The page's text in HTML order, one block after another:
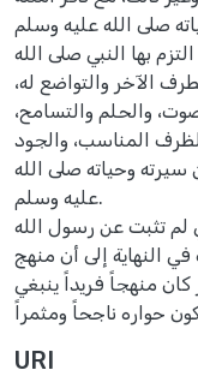
صلى الله عليه وسلم.
بها النبي صلى الله
الآخر والتواضع له،
والحلم والتسامح،
المناسب، والجود
سيرته وحياته صلى الله
عليه وسلم.
لم تثبت عن رسول الله
النهاية إلى أن منهج
منهجاً فريداً ينبغي
URI